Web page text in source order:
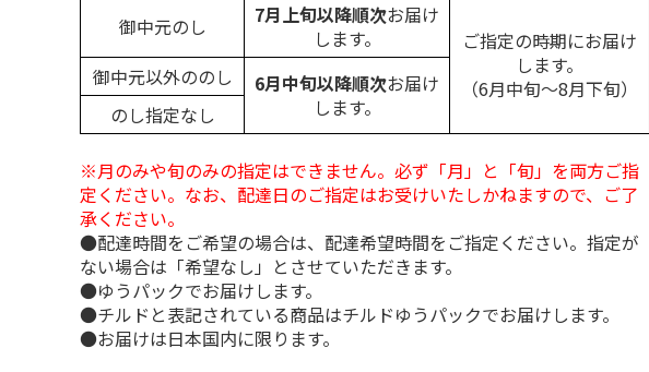
御中元のし
7月上旬以降順次お届け
します。
ご指定の時期にお届け
します。
（6月中旬～8月下旬）
御中元以外ののし 6月中旬以降順次お届け
します。
のし指定なし
※月のみや旬のみの指定はできません。必ず「月」と「旬」を両方ご指
定ください。なお、配達日のご指定はお受けいたしかねますので、ご了
承ください。
●配達時間をご希望の場合は、配達希望時間をご指定ください。指定が
ない場合は「希望なし」とさせていただきます。
●ゆうパックでお届けします。
●チルドと表記されている商品はチルドゆうパックでお届けします。
●お届けは日本国内に限ります。